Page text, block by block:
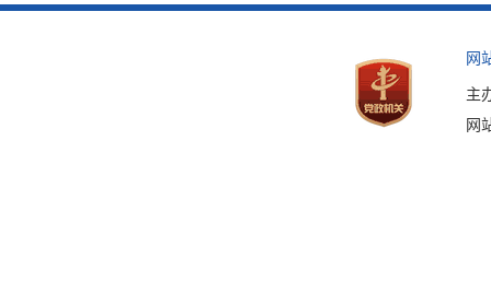
网
主
网